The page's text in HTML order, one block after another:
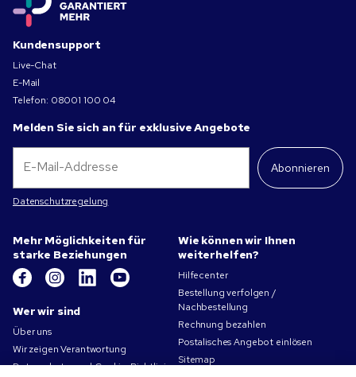
Kundensupport
Live-Chat
E-Mail
Telefon: 08001 100 04
Melden Sie sich an für exklusive Angebote
Abonnieren
Datenschutzregelung
Mehr Möglichkeiten für
starke Beziehungen
Wer wir sind
Über uns
Wir zeigen Verantwortung
Datenschutz- und Cookie-Richtlinien
Wie können wir Ihnen
weiterhelfen?
Hilfecenter
Bestellung verfolgen /
Nachbestellung
Rechnung bezahlen
Postalisches Angebot einlösen
Sitemap